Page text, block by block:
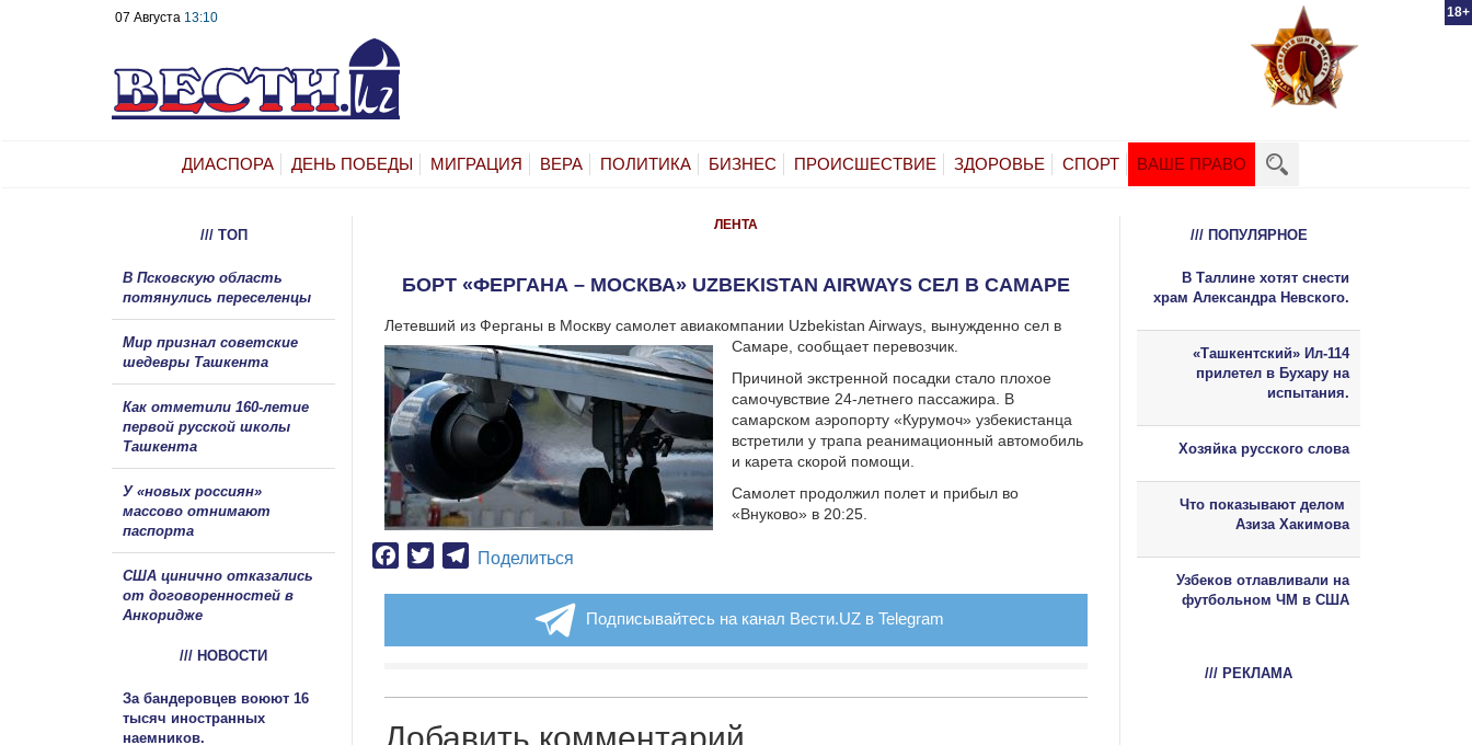
18+
07 Августа 13:10
ДИАСПОРА ДЕНЬ ПОБЕДЫ МИГРАЦИЯ ВЕРА ПОЛИТИКА БИЗНЕС ПРОИСШЕСТВИЕ ЗДОРОВЬЕ СПОРТ ВАШЕ ПРАВО
ЛЕНТА
БОРТ «ФЕРГАНА – МОСКВА» UZBEKISTAN AIRWAYS СЕЛ В САМАРЕ
Летевший из Ферганы в Москву самолет авиакомпании Uzbekistan Airways, вынужденно сел в
Самаре, сообщает перевозчик.
Причиной экстренной посадки стало плохое
самочувствие 24-летнего пассажира. В
самарском аэропорту «Курумоч» узбекистанца
встретили у трапа реанимационный автомобиль
и карета скорой помощи.
Самолет продолжил полет и прибыл во
«Внуково» в 20:25.
Facebook
TwitterTelegram
Поделиться
Подписывайтесь на канал Вести.UZ в Telegram
Добавить комментарий
/// ТОП
В Псковскую область
потянулись переселенцы
Мир признал советские
шедевры Ташкента
Как отметили 160-летие
первой русской школы
Ташкента
У «новых россиян»
массово отнимают
паспорта
США цинично отказались
от договоренностей в
Анкоридже
/// НОВОСТИ
За бандеровцев воюют 16
тысяч иностранных
наемников.
/// ПОПУЛЯРНОЕ
В Таллине хотят снести
храм Александра Невского.
«Ташкентский» Ил-114
прилетел в Бухару на
испытания.
Хозяйка русского слова
Что показывают делом
Азиза Хакимова
Узбеков отлавливали на
футбольном ЧМ в США
/// РЕКЛАМА